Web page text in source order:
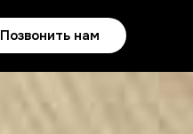
Позвонить нам